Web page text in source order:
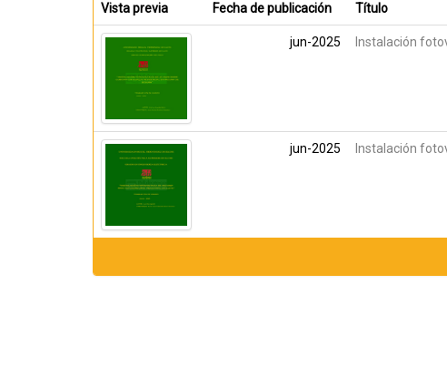
Vista previa Fecha de publicación Título
jun-2025 Instalación
jun-2025 Instalación